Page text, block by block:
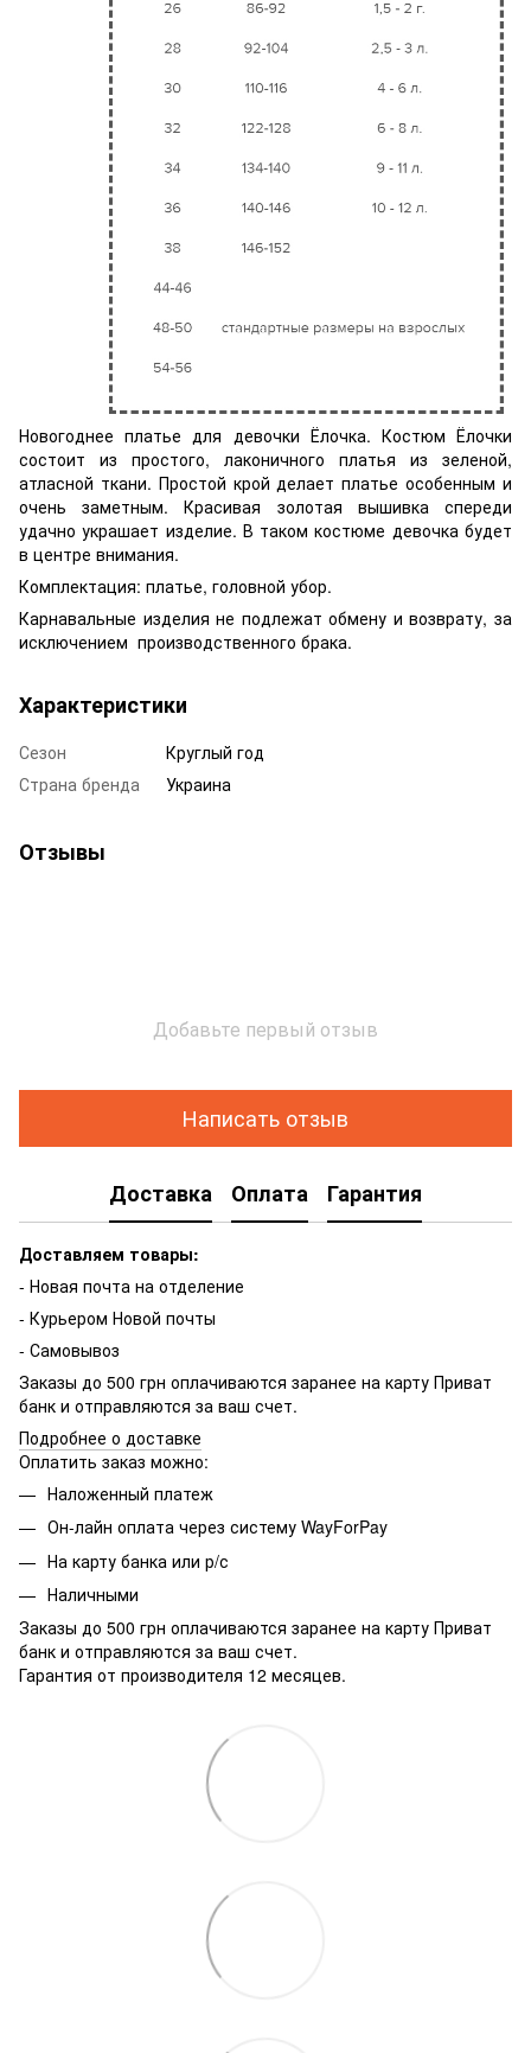
Новогоднее платье для девочки Ёлочка. Костюм Ёлочки
состоит из простого, лаконичного платья из зеленой,
атласной ткани. Простой крой делает платье особенным и
очень заметным. Красивая золотая вышивка спереди
удачно украшает изделие. В таком костюме девочка будет
в центре внимания.
Комплектация: платье, головной убор.
Карнавальные изделия не подлежат обмену и возврату, за
исключением производственного брака.
Характеристики
Сезон
Круглый год
Страна бренда
Украина
Отзывы
Добавьте первый отзыв
Написать отзыв
Доставка Оплата Гарантия
Доставляем товары:
- Новая почта на отделение
- Курьером Новой почты
- Самовывоз
Заказы до 500 грн оплачиваются заранее на карту Приват
банк и отправляются за ваш счет.
Подробнее о доставке
Оплатить заказ можно:
Наложенный платеж
Он-лайн оплата через систему WayForPay
На карту банка или р/с
Наличными
Заказы до 500 грн оплачиваются заранее на карту Приват
банк и отправляются за ваш счет.
Гарантия от производителя 12 месяцев.